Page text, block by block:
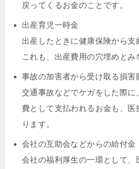
戻ってくるお金のことです。
出産育児一時金
出産したときに健康保険から支
これも、出産費用の穴埋めとみ
事故の加害者から受け取る損害
交通事故などでケガをした際に
費として支払われるお金も、医
ります。
会社の互助会などからの給付金
会社の福利厚生の一環として、